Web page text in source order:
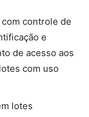
controle de
e
de acesso aos
com uso
lotes